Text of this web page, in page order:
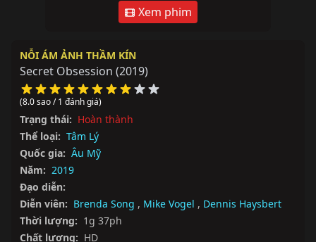
Xem phim
NỖI ÁM ẢNH THẦM KÍN
Secret Obsession (2019)
(8.0 sao / 1 đánh giá)
Trạng thái: Hoàn thành
Thể loại: Tâm Lý
Quốc gia: Âu Mỹ
Năm: 2019
Đạo diễn:
Diễn viên: Brenda Song , Mike Vogel , Dennis Haysbert
Thời lượng: 1g 37ph
Chất lượng: HD